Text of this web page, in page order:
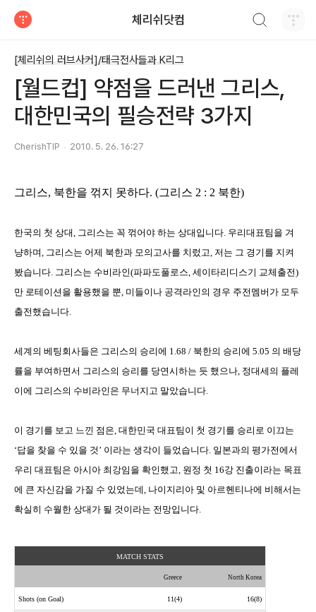
체리쉬닷컴
[체리쉬의 러브사커]/태극전사들과 K리그
[월드컵] 약점을 드러낸 그리스,
대한민국의 필승전략 3가지
CherishTIP 2010. 5. 26. 16:27
그리스, 북한을 꺾지 못하다. (그리스 2 : 2 북한)
한국의 첫 상대, 그리스는 꼭 꺾어야 하는 상대입니다. 우리대표팀을 겨
냥하며, 그리스는 어제 북한과 모의고사를 치렀고, 저는 그 경기를 지켜
봤습니다. 그리스는 수비라인(파파도풀로스, 세이타리디스기 교체출전)
만 로테이션을 활용했을 뿐, 미들이나 공격라인의 경우 주전멤버가 모두
출전했습니다.
세계의 베팅회사들은 그리스의 승리에 1.68 / 북한의 승리에 5.05 의 배당
률을 부여하면서 그리스의 승리를 당연시하는 듯 했으나, 정대세의 플레
이에 그리스의 수비라인은 무너지고 말았습니다.
이 경기를 보고 느낀 점은, 대한민국 대표팀이 첫 경기를 승리로 이끄는
‘답을 찾을 수 있을 것 ’ 이라는 생각이 들었습니다. 일본과의 평가전에서
우리 대표팀은 아시아 최강임을 확인했고, 원정 첫 16강 진출이라는 목표
에 큰 자신감을 가질 수 있었는데, 나이지리아 및 아르헨티나에 비해서는
확실히 수월한 상대가 될 것이라는 전망입니다.
MATCH STATS
Greece North Korea
Shots (on Goal) 11(4) 16(8)